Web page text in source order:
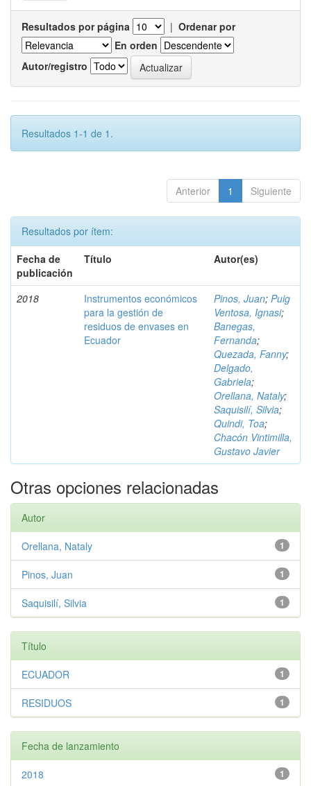
Resultados por página | Ordenar por
En orden
Autor/registro
Resultados 1-1 de 1.
Anterior 1 Siguiente
Resultados por ítem:
Fecha de
publicación
Título Autor(es)
2018
Instrumentos económicos
para la gestión de
residuos de envases en
Ecuador
Pinos, Juan; Puig
Ventosa, Ignasi;
Banegas,
Fernanda;
Quezada, Fanny;
Delgado,
Gabriela;
Orellana, Nataly;
Saquisilí, Silvia;
Quindi, Toa;
Chacón Vintimilla,
Gustavo Javier
Otras opciones relacionadas
Autor
1
Orellana, Nataly
1
Pinos, Juan
1
Saquisilí, Silvia
Título
1
ECUADOR
1
RESIDUOS
Fecha de lanzamiento
1
2018